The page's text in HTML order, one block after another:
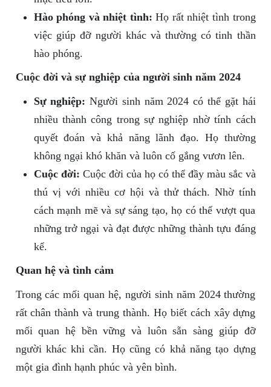
Hào phóng và nhiệt tình: Họ rất nhiệt tình trong
việc giúp đỡ người khác và thường có tinh thần
hào phóng.
Cuộc đời và sự nghiệp của người sinh năm 2024
Sự nghiệp: Người sinh năm 2024 có thể gặt hái
nhiều thành công trong sự nghiệp nhờ tính cách
quyết đoán và khả năng lãnh đạo. Họ thường
không ngại khó khăn và luôn cố gắng vươn lên.
Cuộc đời: Cuộc đời của họ có thể đầy màu sắc và
thú vị với nhiều cơ hội và thử thách. Nhờ tính
cách mạnh mẽ và sự sáng tạo, họ có thể vượt qua
những trở ngại và đạt được những thành tựu đáng
kể.
Quan hệ và tình cảm
Trong các mối quan hệ, người sinh năm 2024 thường
rất chân thành và trung thành. Họ biết cách xây dựng
mối quan hệ bền vững và luôn sẵn sàng giúp đỡ
người khác khi cần. Họ cũng có khả năng tạo dựng
một gia đình hạnh phúc và yên bình.